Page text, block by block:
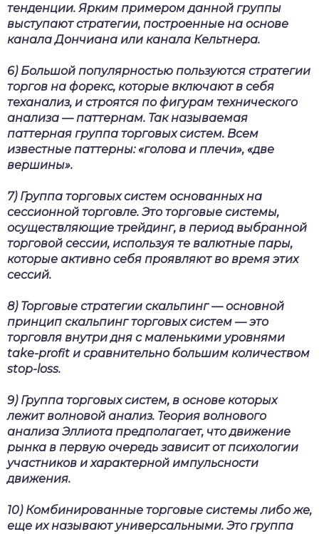
тенденции. Ярким примером данной группы
выступают стратегии, построенные на основе
канала Дончиана или канала Кельтнера.
6) Большой популярностью пользуются стратегии
торгов на форекс, которые включают в себя
теханализ, и строятся по фигурам технического
анализа — паттернам. Так называемая
паттерная группа торговых систем. Всем
известные паттерны: «голова и плечи», «две
вершины».
7) Группа торговых систем основанных на
сессионной торговле. Это торговые системы,
осуществляющие трейдинг, в период выбранной
торговой сессии, используя те валютные пары,
которые активно себя проявляют во время этих
сессий.
8) Торговые стратегии скальпинг — основной
принцип скальпинг торговых систем — это
торговля внутри дня с маленькими уровнями
take-profit и сравнительно большим количеством
stop-loss.
9) Группа торговых систем, в основе которых
лежит волновой анализ. Теория волнового
анализа Эллиота предполагает, что движение
рынка в первую очередь зависит от психологии
участников и характерной импульсности
движения.
10) Комбинированные торговые системы либо же,
еще их называют универсальными. Это группа